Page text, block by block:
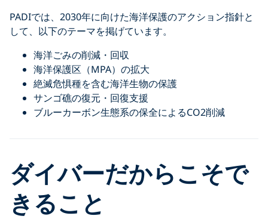
PADIでは、2030年に向けた海洋保護のアクション指針と
して、以下のテーマを掲げています。
海洋ごみの削減・回収
海洋保護区（MPA）の拡大
絶滅危惧種を含む海洋生物の保護
サンゴ礁の復元・回復支援
ブルーカーボン生態系の保全によるCO2削減
ダイバーだからこそで
きること